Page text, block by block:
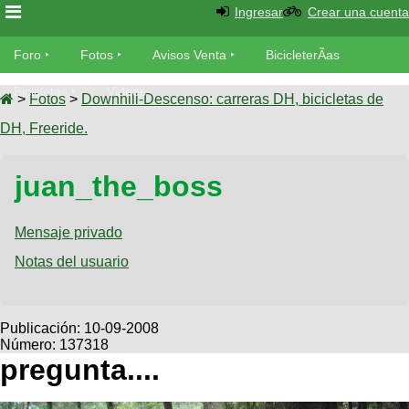
Foro
Foro
TÃ©cnica
Fotos
tu foto
Galeria
XC
Viajes
Descenso
Dirt
SUBÃ
tu
aviso
Buscar
Ultimos
Fotos
as
Bicicletas
Tandem
Videos
Cicloturismo
Ingresar Crear una cuenta
Foro Fotos Avisos Venta BicicleterÃ­as
Bicicletas Videos
> Fotos > Downhill-Descenso: carreras DH, bicicletas de
DH, Freeride.
juan_the_boss
Mensaje privado
Notas del usuario
Publicación: 10-09-2008
Número: 137318
pregunta....